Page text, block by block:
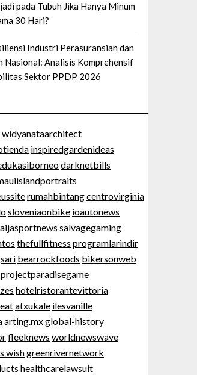
pada Tubuh Jika Hanya Minum
30 Hari?
Industri Perasuransian dan
Nasional: Analisis Komprehensif
Sektor PPDP 2026
widyanataarchitect
inspiredgardenideas
darknetbills
rumahbintangcentrovirginia
sloveniaonbike ioautonews
salvagegaming
thefullfitness programlarindir
bearrockfoods bikersonweb
projectparadisegame
hotelristorantevittoria
atxukale ilesvanille
arting.mxglobal-history
fleeknews worldnewswave
wishgreenrivernetwork
healthcarelawsuit